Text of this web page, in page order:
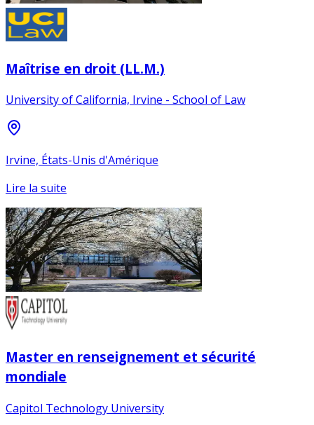
Maîtrise en droit (LL.M.)
University of California, Irvine - School of Law
Irvine, États-Unis d'Amérique
Lire la suite
Master en renseignement et sécurité
mondiale
Capitol Technology University